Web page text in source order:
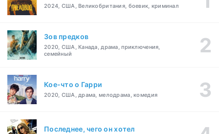
2024, США, Великобритания, боевик, криминал
Зов предков
2020, США, Канада, драма, приключения,
семейный
Кое-что о Гарри
2020, США, драма, мелодрама, комедия
Последнее, чего он хотел